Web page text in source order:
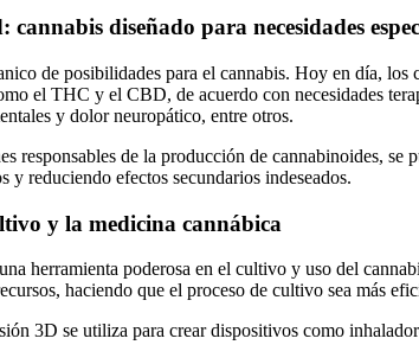
cannabis diseñado para necesidades
de posibilidades para el cannabis. Hoy en día,
el THC y el CBD, de acuerdo con necesidades
y dolor neuropático, entre otros.
responsables de la producción de cannabinoides, se
y reduciendo efectos secundarios indeseados.
y la medicina cannábica
herramienta poderosa en el cultivo y uso del
haciendo que el proceso de cultivo sea más
3D se utiliza para crear dispositivos como